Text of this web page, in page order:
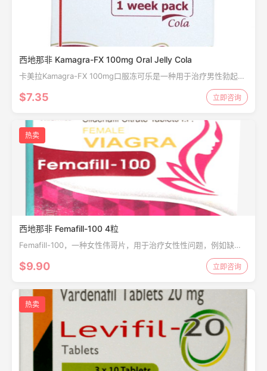
西地那非 Kamagra-FX 100mg Oral Jelly Cola
卡美拉Kamagra-FX 100mg口服冻可乐是一种用于治疗男性勃起功
能障碍（阳痿）的处方药。它的作用是增加阴茎的血流量。这有助
于男性获得或维持勃起。
$7.35 立即咨询
热卖
西地那非 Femafill-100 4粒
Femafill-100，一种女性伟哥片，用于治疗女性性问题，例如缺乏
欲望，唤醒或性高潮。 西地那非，用于治疗尚未达到目标的人的性
欲减退（HSDD）更年期还可以...
$9.90 立即咨询
热卖